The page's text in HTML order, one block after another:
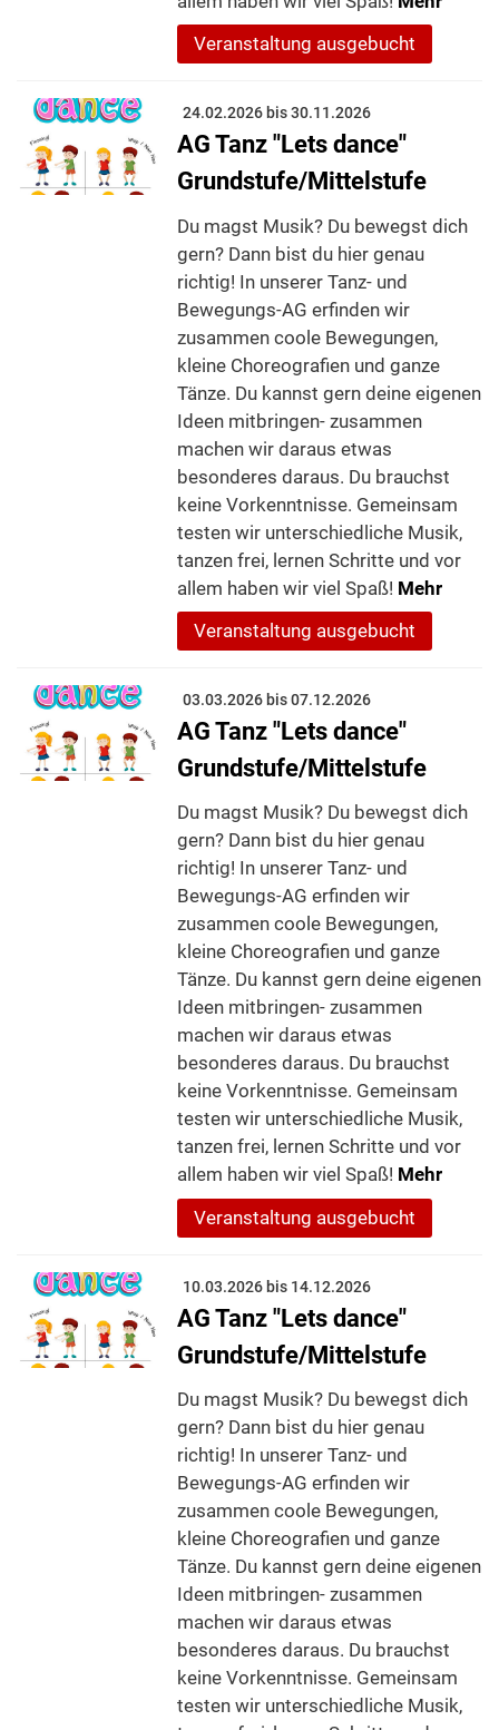
Veranstaltung ausgebucht
24.02.2026 bis 30.11.2026
AG Tanz "Lets dance"
Grundstufe/Mittelstufe
Du magst Musik? Du bewegst dich
gern? Dann bist du hier genau
richtig! In unserer Tanz- und
Bewegungs-AG erfinden wir
zusammen coole Bewegungen,
kleine Choreografien und ganze
Tänze. Du kannst gern deine eigenen
Ideen mitbringen- zusammen
machen wir daraus etwas
besonderes daraus. Du brauchst
keine Vorkenntnisse. Gemeinsam
testen wir unterschiedliche Musik,
tanzen frei, lernen Schritte und vor
allem haben wir viel Spaß! Mehr
Veranstaltung ausgebucht
03.03.2026 bis 07.12.2026
AG Tanz "Lets dance"
Grundstufe/Mittelstufe
Du magst Musik? Du bewegst dich
gern? Dann bist du hier genau
richtig! In unserer Tanz- und
Bewegungs-AG erfinden wir
zusammen coole Bewegungen,
kleine Choreografien und ganze
Tänze. Du kannst gern deine eigenen
Ideen mitbringen- zusammen
machen wir daraus etwas
besonderes daraus. Du brauchst
keine Vorkenntnisse. Gemeinsam
testen wir unterschiedliche Musik,
tanzen frei, lernen Schritte und vor
allem haben wir viel Spaß! Mehr
Veranstaltung ausgebucht
10.03.2026 bis 14.12.2026
AG Tanz "Lets dance"
Grundstufe/Mittelstufe
Du magst Musik? Du bewegst dich
gern? Dann bist du hier genau
richtig! In unserer Tanz- und
Bewegungs-AG erfinden wir
zusammen coole Bewegungen,
kleine Choreografien und ganze
Tänze. Du kannst gern deine eigenen
Ideen mitbringen- zusammen
machen wir daraus etwas
besonderes daraus. Du brauchst
keine Vorkenntnisse. Gemeinsam
testen wir unterschiedliche Musik,